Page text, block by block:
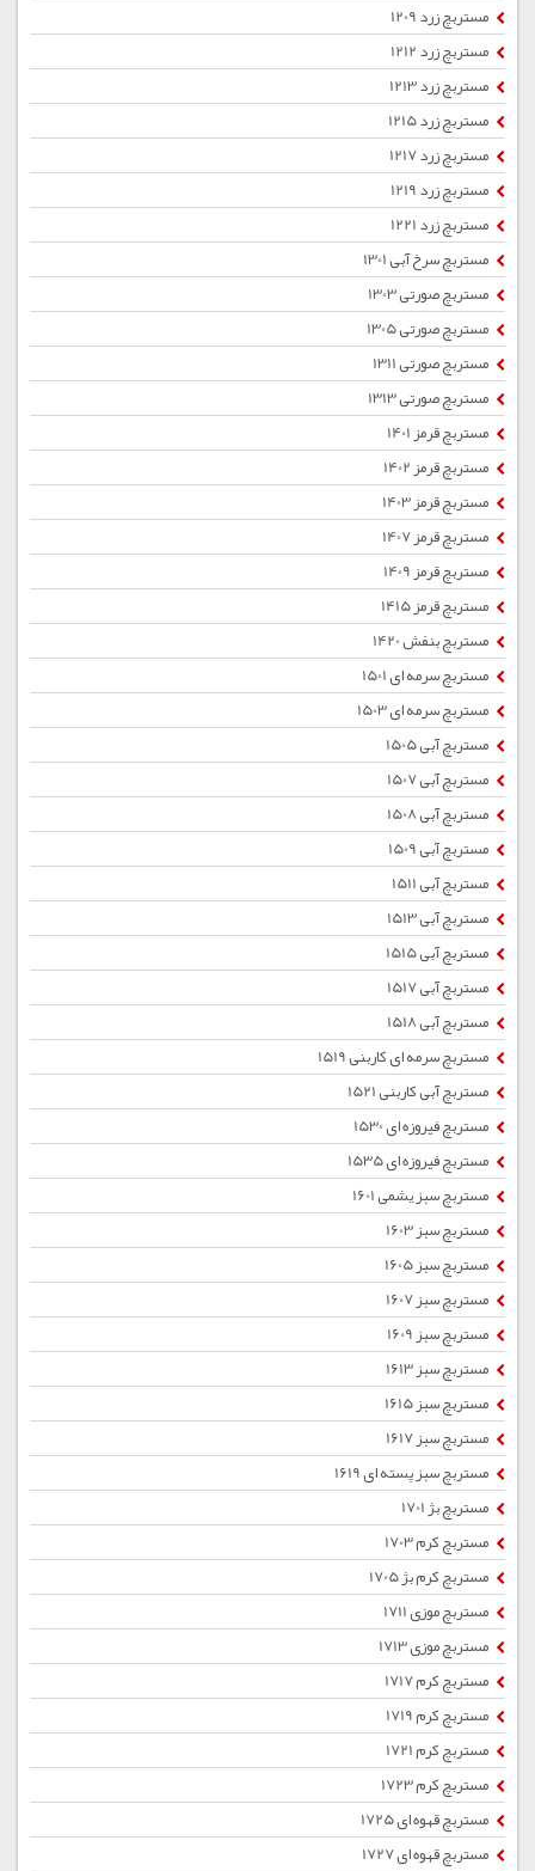
مستربچ زرد 1209
مستربچ زرد 1212
مستربچ زرد 1213
مستربچ زرد 1215
مستربچ زرد 1217
مستربچ زرد 1219
مستربچ زرد 1221
مستربچ سرخ آبی 1301
مستربچ صورتی 1303
مستربچ صورتی 1305
مستربچ صورتی 1311
مستربچ صورتی 1313
مستربچ قرمز 1401
مستربچ قرمز 1402
مستربچ قرمز 1403
مستربچ قرمز 1407
مستربچ قرمز 1409
مستربچ قرمز 1415
مستربچ بنفش 1420
مستربچ سرمه ای 1501
مستربچ سرمه ای 1503
مستربچ آبی 1505
مستربچ آبی 1507
مستربچ آبی 1508
مستربچ آبی 1509
مستربچ آبی 1511
مستربچ آبی 1513
مستربچ آبی 1515
مستربچ آبی 1517
مستربچ آبی 1518
مستربچ سرمه ای کاربنی 1519
مستربچ آبی کاربنی 1521
مستربچ فیروزه ای 1530
مستربچ فیروزه ای 1535
مستربچ سبز یشمی 1601
مستربچ سبز 1603
مستربچ سبز 1605
مستربچ سبز 1607
مستربچ سبز 1609
مستربچ سبز 1613
مستربچ سبز 1615
مستربچ سبز 1617
مستربچ سبز پسته ای 1619
مستربچ بژ 1701
مستربچ کرم 1703
مستربچ کرم بژ 1705
مستربچ موزی 1711
مستربچ موزی 1713
مستربچ کرم 1717
مستربچ کرم 1719
مستربچ کرم 1721
مستربچ کرم 1723
مستربچ قهوه ای 1725
مستربچ قهوه ای 1727